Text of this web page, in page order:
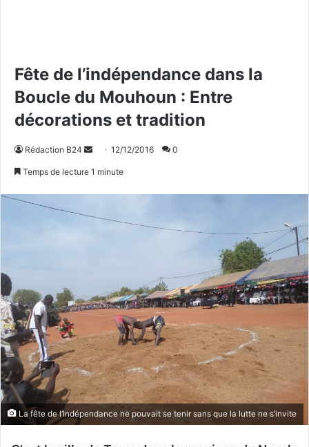
Fête de l’indépendance dans la
Boucle du Mouhoun : Entre
décorations et tradition
Rédaction B24
y
c
o
u
r
r
i
e
l
12/12/2016 0
Temps de lecture 1 minute
La fête de l’Indépendance ne pouvait se tenir sans que la lutte ne s’invite